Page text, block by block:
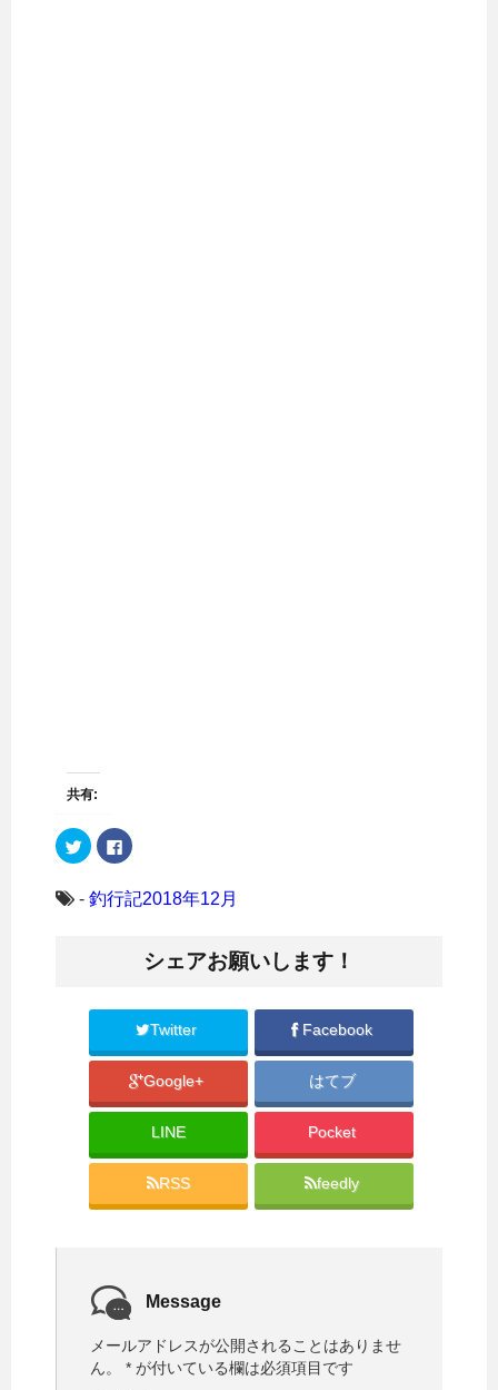
共有:
ク
リ
し
て
で
ウ
ウ
き
F
a
b
o
は
リ
ク
て
い
し
で
開
き
ま
す
)
- 釣行記2018年12月
シェアお願いします！
Twitter Facebook
Google+ はてブ
LINE Pocket
RSS feedly
Message
メールアドレスが公開されることはありませ
ん。
* が付いている欄は必須項目です